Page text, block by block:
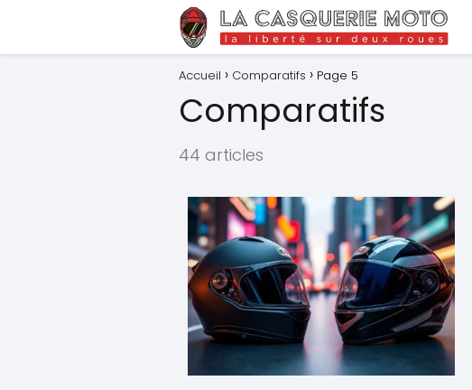
Accueil Comparatifs Page 5
Comparatifs
44 articles